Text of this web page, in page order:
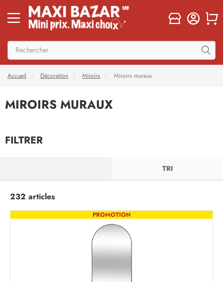
Accueil Décoration Miroirs Miroirs muraux
MIROIRS MURAUX
FILTRER
TRI
PROMOTION
232 articles